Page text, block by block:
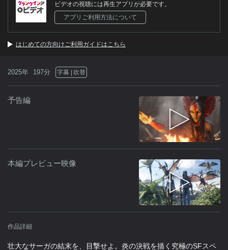
ビデオの視聴には再生アプリが必要です。
アプリご利用方法について
はじめての方向けご利用ガイドはこちら
2025年 197分 字幕 吹替
予告編
本編プレビュー映像
作品詳細
壮大なサーガの結末を、目撃せよ。炎の決戦を描く究極のSFスペ